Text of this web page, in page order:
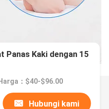
Panas Kaki dengan 15
Harga：$40-$96.00
Hubungi kami